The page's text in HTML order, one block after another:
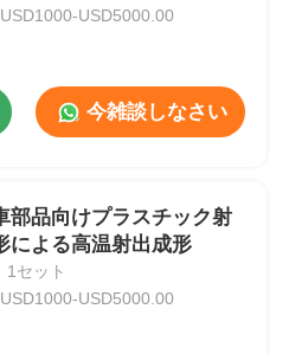
USD5000.00
今雑談しなさい
部品向けプラスチック射
による高温射出成形
1セット
USD5000.00